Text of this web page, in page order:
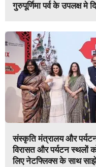
गुरुपूर्णिमा पर्व के उपलक्ष मे
संस्कृति मंत्रालय और
विरासत और पर्यटन स्थलों
लिए नेटफ्लिक्स के साथ